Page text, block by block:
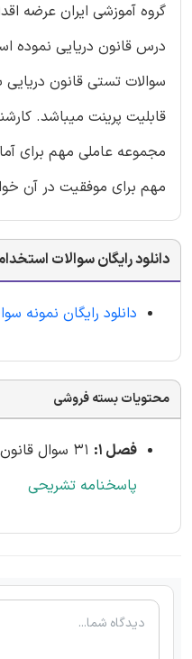
گروه آموزشی ایران عرضه
درس قانون دریایی نموده
سوالات تستی قانون
قابلیت پرینت میباشد.
مجموعه عاملی مهم برای
مهم برای موفقیت در آن
دانلود رایگان سوالات
دانلود رایگان نمونه
محتویات بسته فروشی
فصل 1:
پاسخنامه تشریحی